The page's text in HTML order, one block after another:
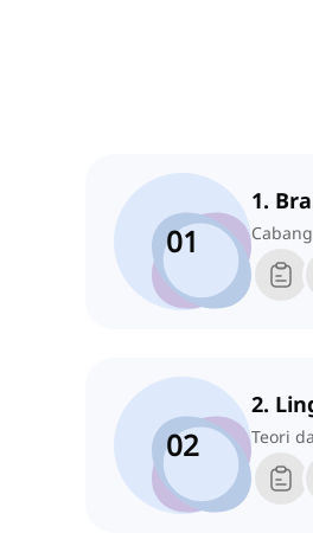
01
1.
02
2.
Teori